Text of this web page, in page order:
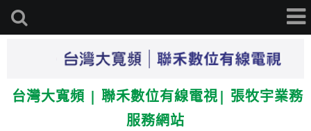
台灣大寬頻 | 聯禾數位有線電視| 張牧宇業務
服務網站